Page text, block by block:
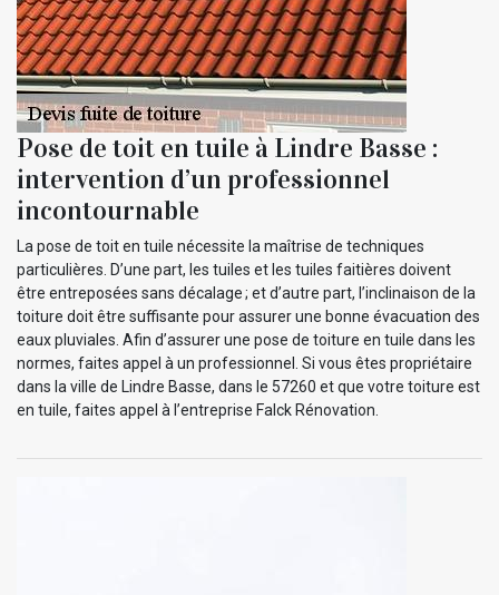
Pose de toit en tuile à Lindre Basse :
intervention d’un professionnel
incontournable
La pose de toit en tuile nécessite la maîtrise de techniques
particulières. D’une part, les tuiles et les tuiles faitières doivent
être entreposées sans décalage ; et d’autre part, l’inclinaison de la
toiture doit être suffisante pour assurer une bonne évacuation des
eaux pluviales. Afin d’assurer une pose de toiture en tuile dans les
normes, faites appel à un professionnel. Si vous êtes propriétaire
dans la ville de Lindre Basse, dans le 57260 et que votre toiture est
en tuile, faites appel à l’entreprise Falck Rénovation.